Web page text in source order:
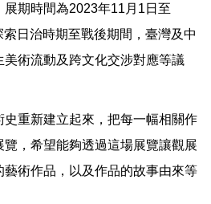
展期時間為2023年11月1日至
日治時期至戰後期間，臺灣及中
術流動及跨文化交涉對應等議
重新建立起來，把每一幅相關作
，希望能夠透過這場展覽讓觀展
藝術作品，以及作品的故事由來等